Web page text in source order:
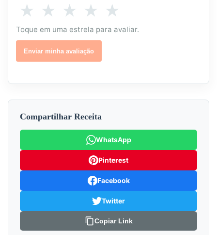
Como
você
avalia
esta
receita?
★
1
estrela
-
Não
gostei
★
2
estrelas
-
Poderia
melhorar
★
3
estrelas
-
Boa
★
4
estrelas
-
Muito
boa
★
5
estrelas
Toque em uma estrela para avaliar.
Enviar minha avaliação
Compartilhar Receita
WhatsApp
Pinterest
Facebook
Twitter
Copiar Link